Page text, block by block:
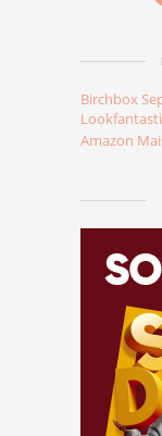
Birchbox
Amazon